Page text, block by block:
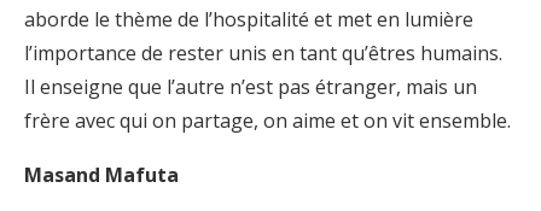
aborde le thème de l’hospitalité et met en lumière
l’importance de rester unis en tant qu’êtres humains.
Il enseigne que l’autre n’est pas étranger, mais un
frère avec qui on partage, on aime et on vit ensemble.
Masand Mafuta